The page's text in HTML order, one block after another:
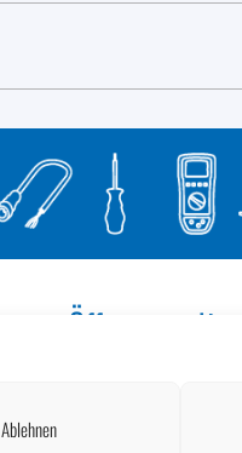
Ablehnen
Öffnungszeiten